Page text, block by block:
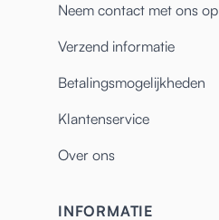
Neem contact met ons op
Verzend informatie
Betalingsmogelijkheden
Klantenservice
Over ons
INFORMATIE